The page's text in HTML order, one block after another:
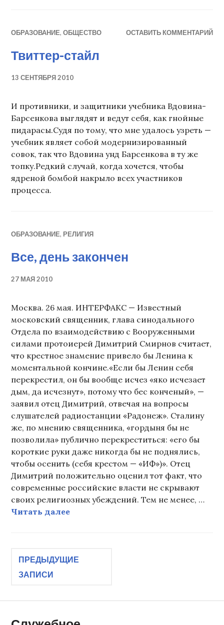
ОБРАЗОВАНИЕ,ОБЩЕСТВО ОСТАВИТЬ КОММЕНТАРИЙ
Твиттер-стайл
13 СЕНТЯБРЯ 2010
И противники, и защитники учебника Вдовина-
Барсенкова выглядят и ведут себя, как гнойные
пидарасы.Судя по тому, что мне удалось узреть —
учебник являет собой модернизированный
совок, так что Вдовина унд Барсенкова в ту же
топку.Редкий случай, когда хочется, чтобы
ядреной бомбой накрыло всех участников
процесса.
ОБРАЗОВАНИЕ, РЕЛИГИЯ
Все, день закончен
27 МАЯ 2010
Москва. 26 мая. ИНТЕРФАКС — Известный
московский священник, глава синодального
Отдела по взаимодействию с Вооруженными
силами протоиерей Димитрий Смирнов считает,
что крестное знамение привело бы Ленина к
моментальной кончине.«Если бы Ленин себя
перекрестил, он бы вообще исчез «яко исчезает
дым, да исчезнут», потому что бес конченый», —
заявил отец Димитрий, отвечая на вопросы
слушателей радиостанции «Радонеж». Сталину
же, по мнению священника, «гордыня бы не
позволила» публично перекреститься: «его бы
короткие руки даже никогда бы не поднялись,
чтобы осенить (себя крестом — «ИФ»)». Отец
Димитрий положительно оценил тот факт, что
современные российские власти не скрывают
своих религиозных убеждений. Тем не менее, …
Читать далееВсе, день закончен
Навигация
ПРЕДЫДУЩИЕ
ЗАПИСИ